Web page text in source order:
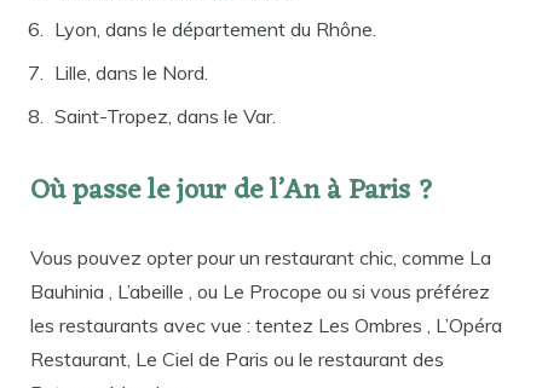
Lyon, dans le département du Rhône.
Lille, dans le Nord.
Saint-Tropez, dans le Var.
Où passe le jour de l’An à Paris ?
Vous pouvez opter pour un restaurant chic, comme La
Bauhinia , L’abeille , ou Le Procope ou si vous préférez
les restaurants avec vue : tentez Les Ombres , L’Opéra
Restaurant, Le Ciel de Paris ou le restaurant des